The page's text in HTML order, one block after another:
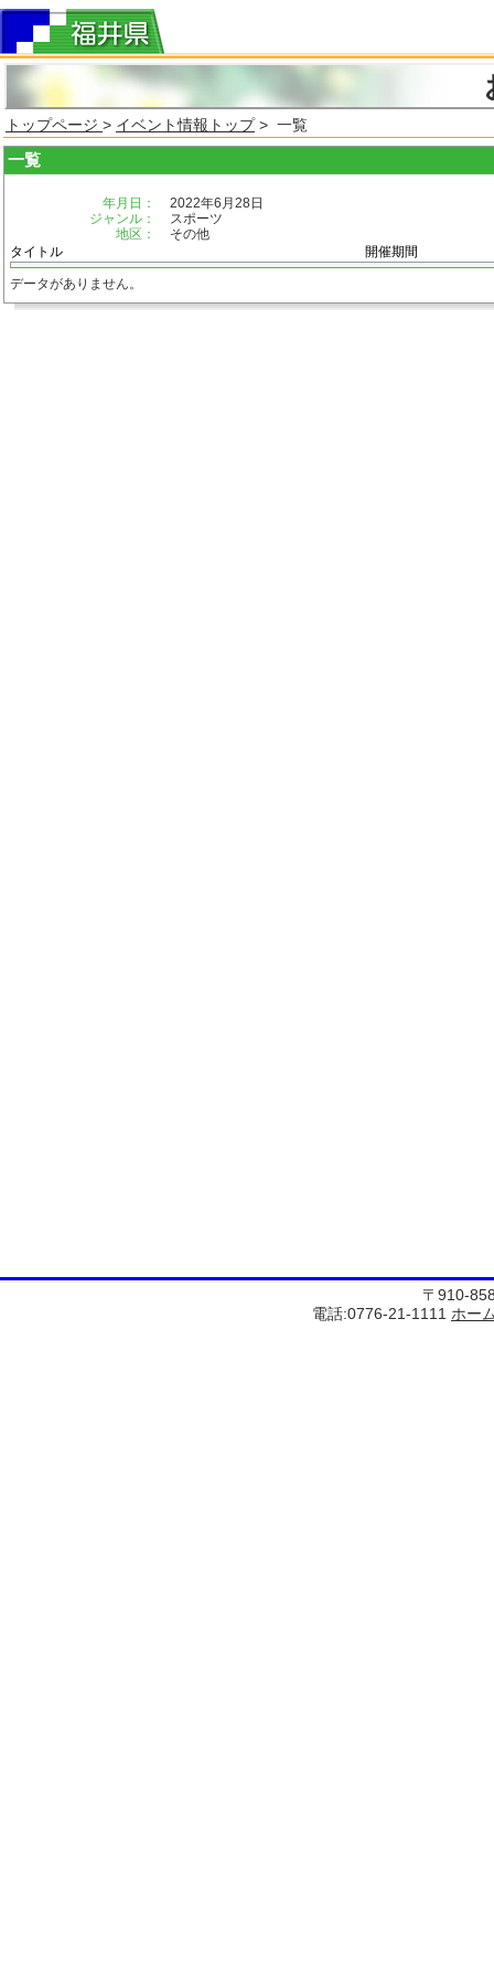
トップページ > イベント情報トップ> 一覧
一覧
年月日：
2022年6月28日
ジャンル：
スポーツ
地区：
その他
タイトル
開催期間
データがありません。
〒910-
電話:0776-21-1111 ホー